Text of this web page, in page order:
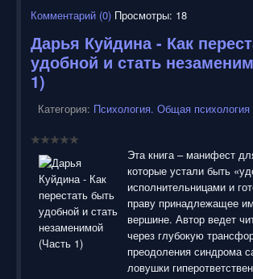
Комментарий (0) Просмотры: 18
Дарья Куйдина - Как
удобной и стать
1)
Категория: Психология. Общая психология
Эта книга – манифест
которые устали быть
исполнительницами и
праву принадлежащее
вершине. Автор ведет
через глубокую
преодоления синдрома
ловушки